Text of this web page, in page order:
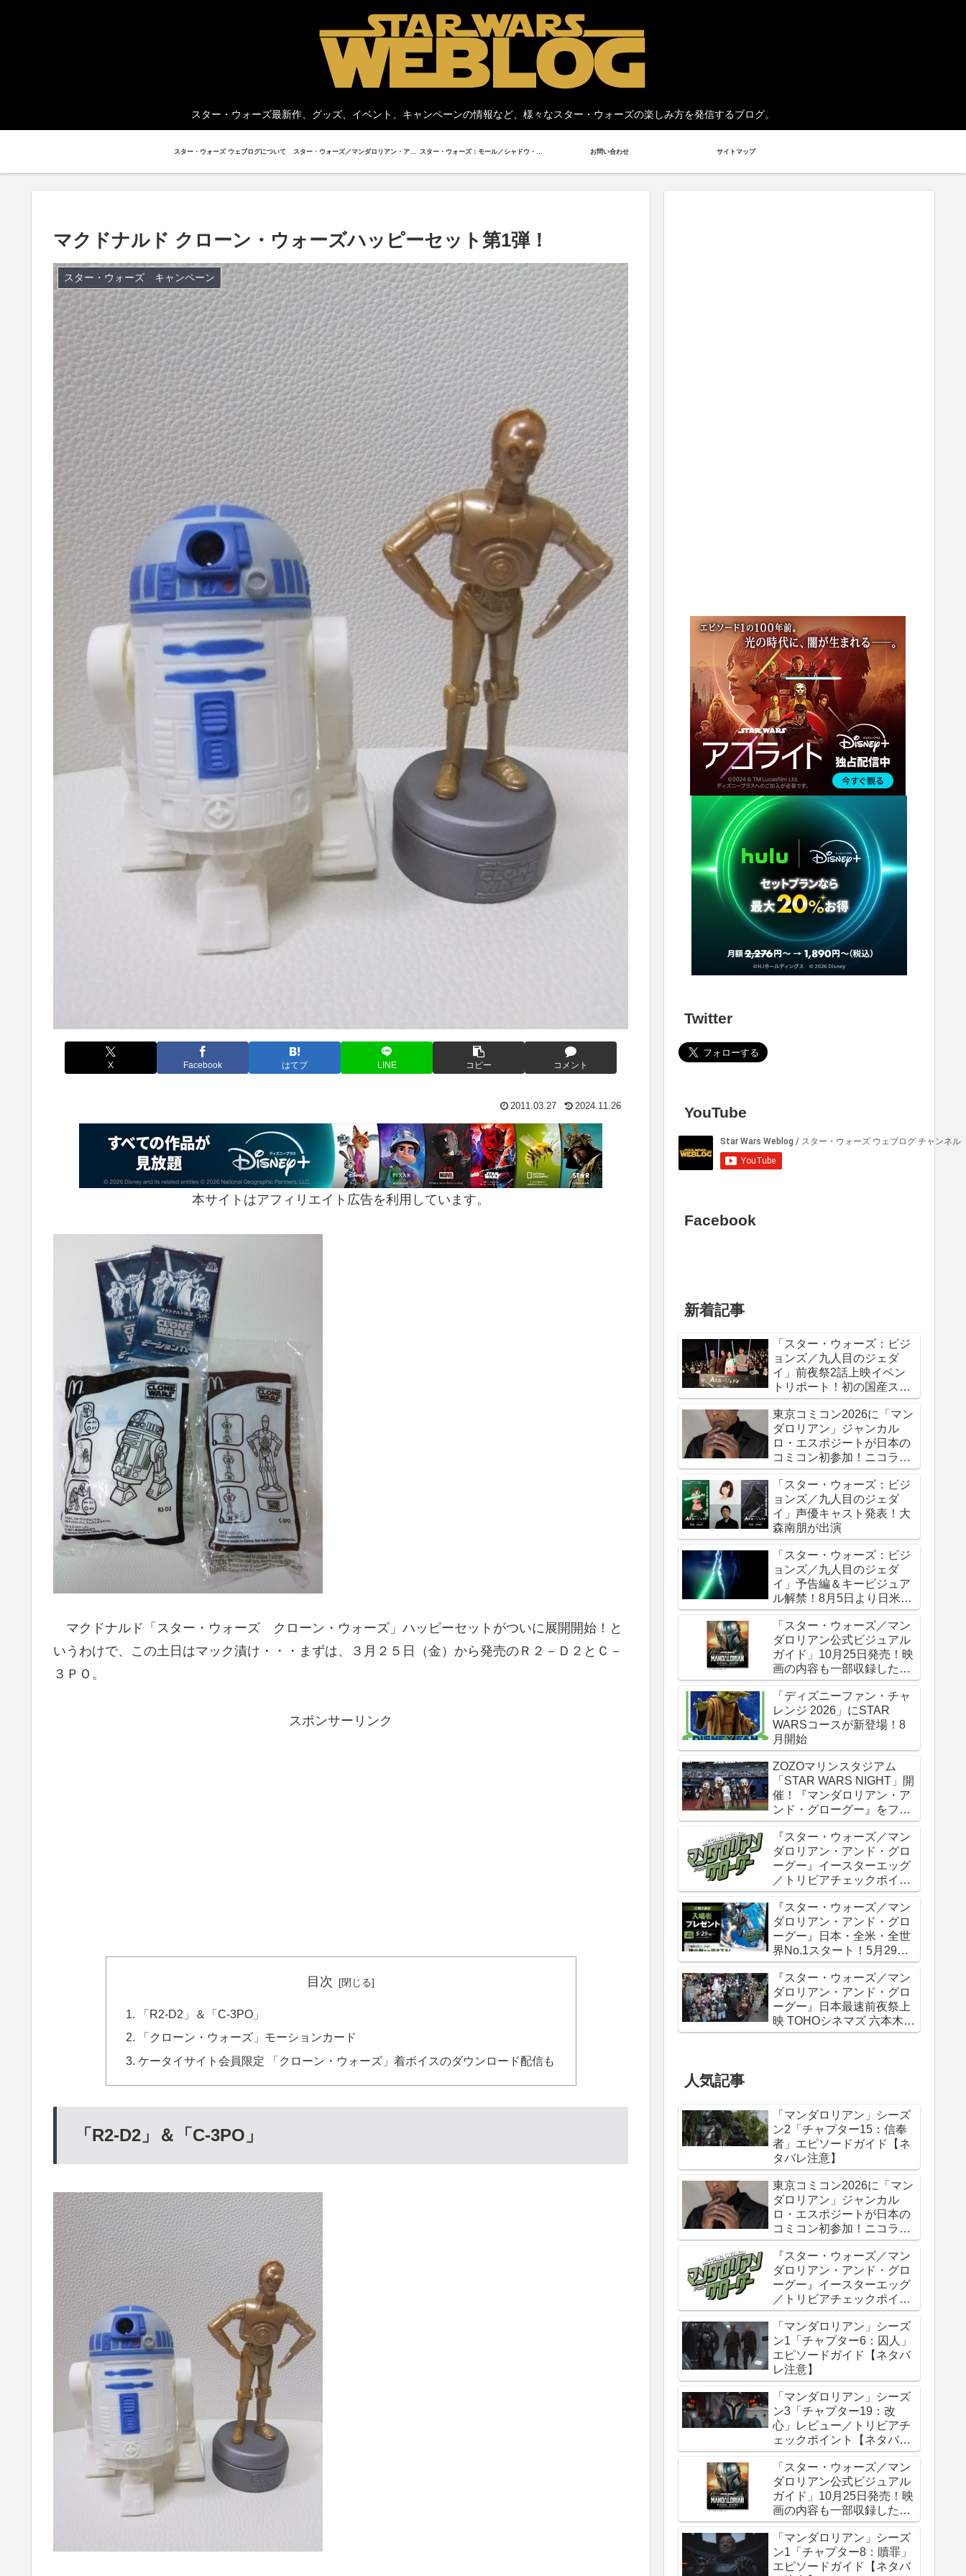
スター・ウォーズ最新作、グッズ、イベント、キャンペーンの情報など、様々なスター・ウォーズの楽しみ方を発信するブログ。
スター・ウォーズ ウェブログについて お問い合わせ サイトマップ
マクドナルド クローン・ウォーズハッピーセット第1弾！
スター・ウォーズ キャンペーン
X Facebook はてブ LINE コピー コメント
2011.03.27 2024.11.26
本サイトはアフィリエイト広告を利用しています。
マクドナルド「スター・ウォーズ クローン・ウォーズ」ハッピーセットがついに展開開始！と
いうわけで、この土日はマック漬け・・・まずは、３月２５日（金）から発売のＲ２－Ｄ２とＣ－
３ＰＯ。
スポンサーリンク
目次
「R2-D2」＆「C-3PO」
「クローン・ウォーズ」モーションカード
ケータイサイト会員限定 「クローン・ウォーズ」着ボイスのダウンロード配信も
「R2-D2」＆「C-3PO」
Twitter
YouTube
Facebook
新着記事
「スター・ウォーズ：ビジ
ョンズ／九人目のジェダ
イ」前夜祭2話上映イベン
トリポート！初の国産スタ
ー・ウォーズアニメシリー
ズ
東京コミコン2026に「マン
ダロリアン」ジャンカル
ロ・エスポジートが日本の
コミコン初参加！ニコラ
ス・ケイジと共に来日
「スター・ウォーズ：ビジ
ョンズ／九人目のジェダ
イ」声優キャスト発表！大
森南朋が出演
「スター・ウォーズ：ビジ
ョンズ／九人目のジェダ
イ」予告編＆キービジュア
ル解禁！8月5日より日米同
時全話一挙配信
「スター・ウォーズ／マン
ダロリアン公式ビジュアル
ガイド」10月25日発売！映
画の内容も一部収録した邦
訳版
「ディズニーファン・チャ
レンジ 2026」にSTAR
WARSコースが新登場！8
月開始
ZOZOマリンスタジアム
「STAR WARS NIGHT」開
催！『マンダロリアン・ア
ンド・グローグー』をフィ
ーチャー
『スター・ウォーズ／マン
ダロリアン・アンド・グロ
ーグー』イースターエッグ
／トリビアチェックポイン
ト総まとめ【ネタバレ注
意】
『スター・ウォーズ／マン
ダロリアン・アンド・グロ
ーグー』日本・全米・全世
界No.1スタート！5月29日
から諫山創描き下ろしポス
ター＆IMAXポスターが特典
に
『スター・ウォーズ／マン
ダロリアン・アンド・グロ
ーグー』日本最速前夜祭上
映 TOHOシネマズ 六本木ヒ
ルズ リポート！
人気記事
「マンダロリアン」シーズ
ン2「チャプター15：信奉
者」エピソードガイド【ネ
タバレ注意】
東京コミコン2026に「マン
ダロリアン」ジャンカル
ロ・エスポジートが日本の
コミコン初参加！ニコラ
ス・ケイジと共に来日
『スター・ウォーズ／マン
ダロリアン・アンド・グロ
ーグー』イースターエッグ
／トリビアチェックポイン
ト総まとめ【ネタバレ注
意】
「マンダロリアン」シーズ
ン1「チャプター6：囚人」
エピソードガイド【ネタバ
レ注意】
「マンダロリアン」シーズ
ン3「チャプター19：改
心」レビュー／トリビアチ
ェックポイント【ネタバレ
注意】
「スター・ウォーズ／マン
ダロリアン公式ビジュアル
ガイド」10月25日発売！映
画の内容も一部収録した邦
訳版
「マンダロリアン」シーズ
ン1「チャプター8：贖罪」
エピソードガイド【ネタバ